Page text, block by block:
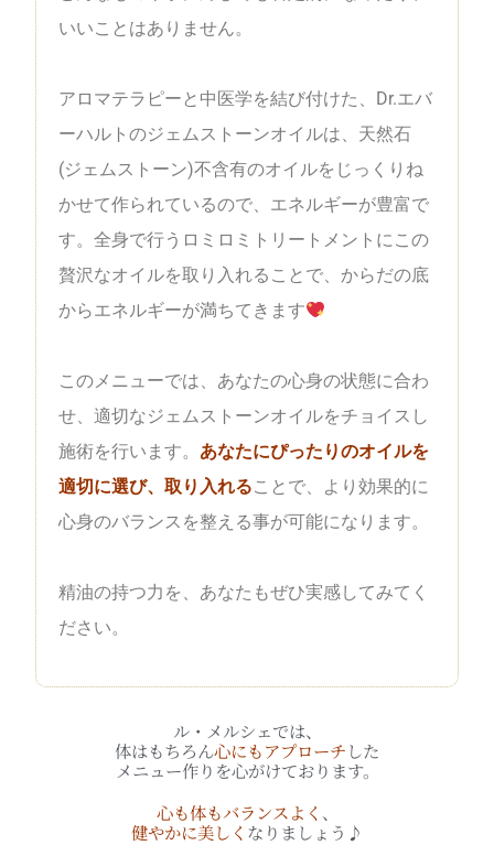
いいことはありません。
アロマテラピーと中医学を結び付けた、Dr.エバ
ーハルトのジェムストーンオイルは、天然石
(ジェムストーン)不含有のオイルをじっくりね
かせて作られているので、エネルギーが豊富で
す。全身で行うロミロミトリートメントにこの
贅沢なオイルを取り入れることで、からだの底
からエネルギーが満ちてきます
このメニューでは、あなたの心身の状態に合わ
せ、適切なジェムストーンオイルをチョイスし
施術を行います。 あなたにぴったりのオイルを
適切に選び、取り入れることで、より効果的に
心身のバランスを整える事が可能になります。
精油の持つ力を、あなたもぜひ実感してみてく
ださい。
ル・メルシェでは、
体はもちろん心にもアプローチした
メニュー作りを心がけております。
心も体もバランスよく 、
健やかに美しく なりましょう♪